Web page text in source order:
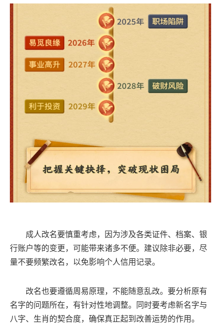
成人改名要慎重考虑，因为涉及各类证件、档案、银
行账户等的变更，可能带来诸多不便。建议除非必要，尽
量不要频繁改名，以免影响个人信用记录。
改名也要遵循周易原理，不能随意乱改。要分析原有
名字的问题所在，有针对性地调整。同时要考虑新名字与
八字、生肖的契合度，确保真正起到改善运势的作用。